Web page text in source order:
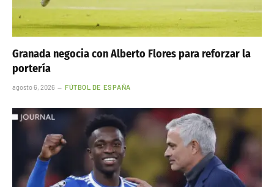
Granada negocia con Alberto Flores para reforzar la
portería
agosto 6, 2026 FÚTBOL DE ESPAÑA